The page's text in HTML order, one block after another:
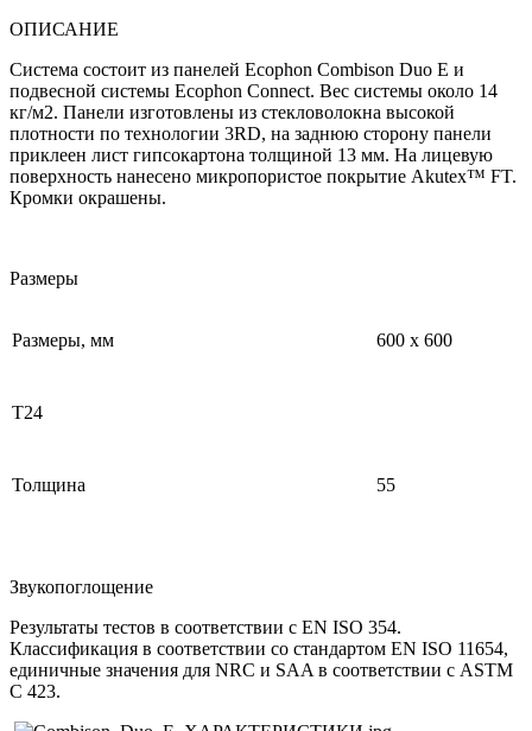
ОПИСАНИЕ
Система состоит из панелей Ecophon Combison Duo E и
подвесной системы Ecophon Connect. Вес системы около 14
кг/м2. Панели изготовлены из стекловолокна высокой
плотности по технологии 3RD, на заднюю сторону панели
приклеен лист гипсокартона толщиной 13 мм. На лицевую
поверхность нанесено микропористое покрытие Akutex™ FT.
Кромки окрашены.
Размеры
Размеры, мм 600 х 600
Т24
Толщина 55
Звукопоглощение
Результаты тестов в соответствии с EN ISO 354.
Классификация в соответствии со стандартом EN ISO 11654,
единичные значения для NRC и SAA в соответствии с ASTM
C 423.